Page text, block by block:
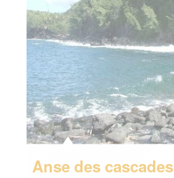
Anse des cascades